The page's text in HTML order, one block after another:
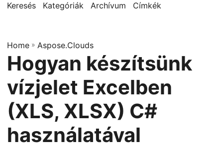
l
a
v
i
g
a
t
i
o
Keresés Kategóriák Archívum Címkék
Home » Aspose.Clouds
Hogyan készítsünk
vízjelet Excelben
(XLS, XLSX) C#
használatával